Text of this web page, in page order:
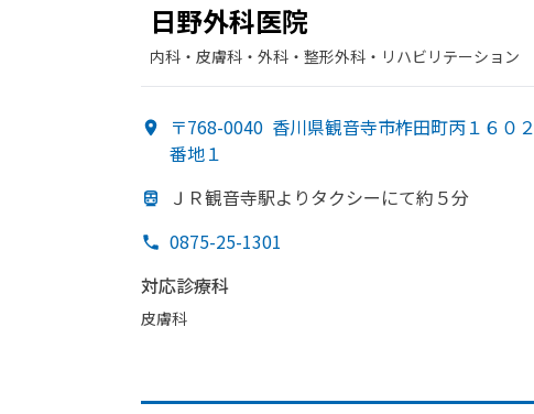
日野外科医院
内科・​皮膚科・​外科・​整形外科・​リハビリテーション
〒768-0040 香川県観音寺市柞田町丙１６０２
番地１
ＪＲ観音寺駅よりタクシーにて約５分
0875-25-1301
対応診療科
皮膚科